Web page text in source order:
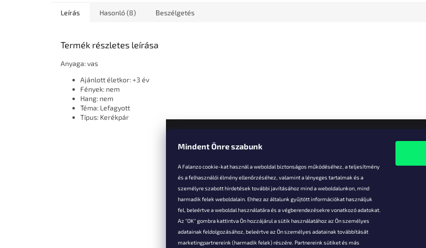
Mindent Önre szabunk
A Falanzo cookie-kat használ a weboldal biztonságos működéséhez, a teljesítmény
és a felhasználói élmény ellenőrzéséhez, valamint a lényeges tartalmak és a
személyre szabott hirdetések további javításához mind a weboldalunkon, mind
harmadik felek weboldalain. Ehhez az általunk gyűjtött információkat használjuk
fel, beleértve a weboldal használatára és a végberendezésekre vonatkozó adatokat.
Az "OK" gombra kattintva Ön hozzájárul a sütik használatához az Ön személyes
adatainak feldolgozásához, beleértve az Ön személyes adatainak továbbítását
marketingpartnereink (harmadik felek) részére. Partnereink sütiket és más
Leírás Hasonló (8) Beszélgetés
Termék részletes leírása
Anyaga: vas
Ajánlott életkor: +3 év
Fények: nem
Hang: nem
Téma: Lefagyott
Típus: Kerékpár
Vevőknek
Hűségkedvezmények
Szállítás és fizetés